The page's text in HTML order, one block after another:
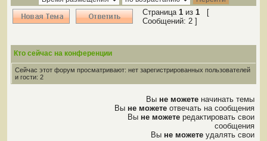
Страница 1 из 1 [
Сообщений: 2 ]
Кто сейчас на конференции
Сейчас этот форум просматривают: нет зарегистрированных пользователей
и гости: 2
Вы не можете начинать темы
Вы не можете отвечать на сообщения
Вы не можете редактировать свои
сообщения
Вы не можете удалять свои